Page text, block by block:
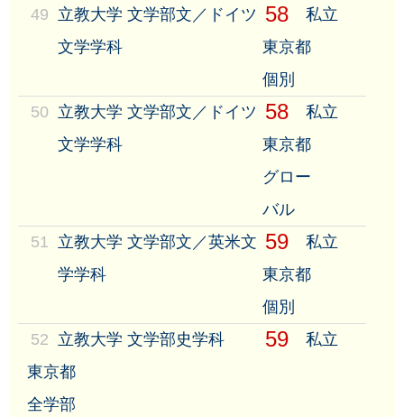
49 立教大学 文学部文／ドイツ
文学学科
58
私立
東京都
個別
50 立教大学 文学部文／ドイツ
文学学科
58
私立
東京都
グロー
バル
51
立教大学 文学部文／英米文
学学科
59
私立
東京都
個別
52 立教大学 文学部史学科 59
私立
東京都
全学部